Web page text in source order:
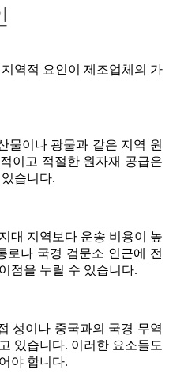
역적 요인이 제조업체의 가
물이나 광물과 같은 지역 원
이고 적절한 원자재 공급은
습니다.
대 지역보다 운송 비용이 높
로나 국경 검문소 인근에 전
점을 누릴 수 있습니다.
성이나 중국과의 국경 무역
있습니다. 이러한 요소들도
야 합니다.